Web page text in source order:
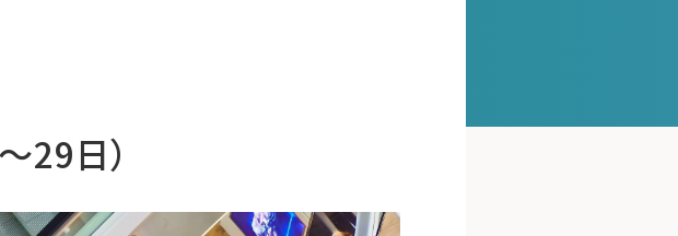
29日）